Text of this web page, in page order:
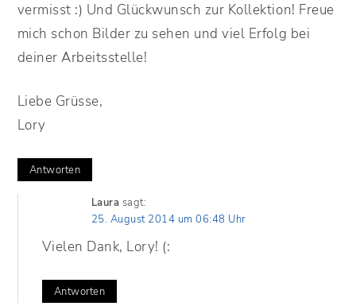
vermisst :) Und Glückwunsch zur Kollektion! Freue
mich schon Bilder zu sehen und viel Erfolg bei
deiner Arbeitsstelle!
Liebe Grüsse,
Lory
Antworten
Laura sagt:
25. August 2014 um 06:48 Uhr
Vielen Dank, Lory! (:
Antworten